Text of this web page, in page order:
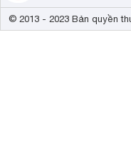
© 2013 - 2023 Bản quyền